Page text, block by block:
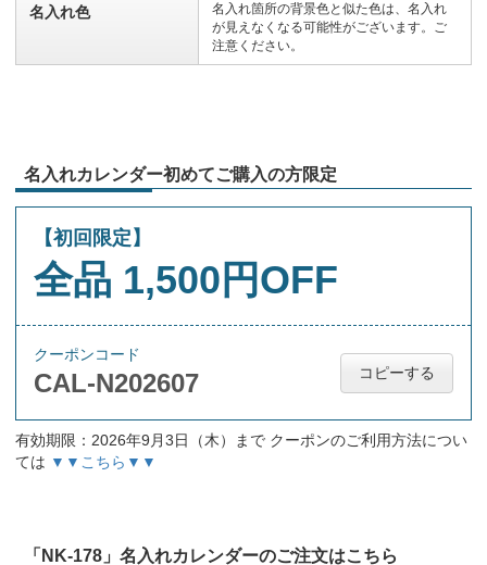
名入れ色
名入れ箇所の背景色と似た色は、名入れ
が見えなくなる可能性がございます。ご
注意ください。
名入れカレンダー初めてご購入の方限定
【初回限定】
全品 1,500円OFF
クーポンコード
CAL-N202607 コピーする
有効期限：2026年9月3日（木）まで クーポンのご利用方法につい
ては ▼▼こちら▼▼
「NK-178」名入れカレンダーのご注文はこちら